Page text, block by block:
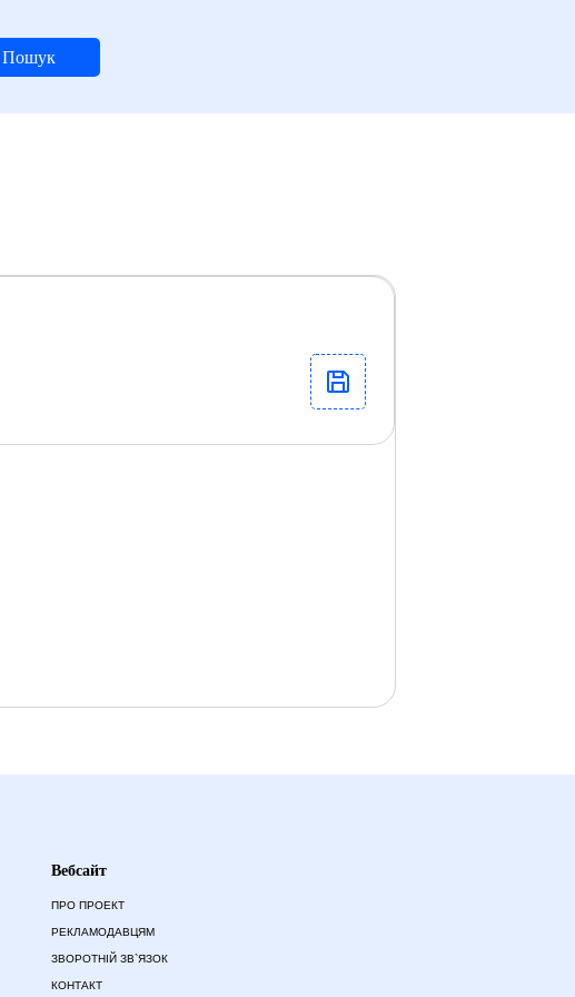
Пошук
Вебсайт
ПРО ПРОЕКТ
РЕКЛАМОДАВЦЯМ
ЗВОРОТНІЙ ЗВ`ЯЗОК
КОНТАКТ